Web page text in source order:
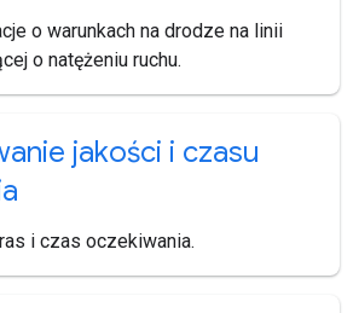
o warunkach na drodze na linii
o natężeniu ruchu.
jakości i czasu
i czas oczekiwania.